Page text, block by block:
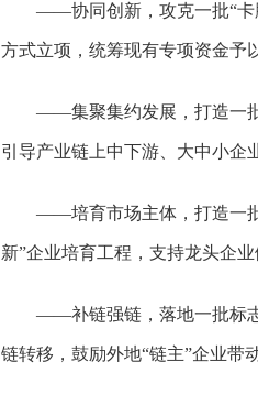
——协同创新，攻克一批“卡
方式立项，统筹现有专项资金予
——集聚集约发展，打造一
引导产业链上中下游、大中小企
——培育市场主体，打造一
新”企业培育工程，支持龙头企
——补链强链，落地一批标
链转移，鼓励外地“链主”企业带